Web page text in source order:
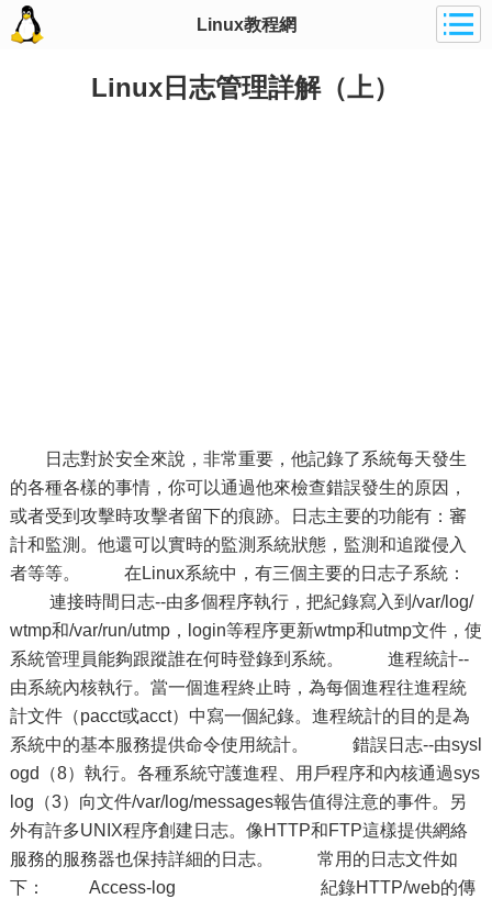
Linux教程網
Linux日志管理詳解（上）
日志對於安全來說，非常重要，他記錄了系統每天發生
的各種各樣的事情，你可以通過他來檢查錯誤發生的原因，
或者受到攻擊時攻擊者留下的痕跡。日志主要的功能有：審
計和監測。他還可以實時的監測系統狀態，監測和追蹤侵入
者等等。 在Linux系統中，有三個主要的日志子系統：
連接時間日志--由多個程序執行，把紀錄寫入到/var/log/
wtmp和/var/run/utmp，login等程序更新wtmp和utmp文件，使
系統管理員能夠跟蹤誰在何時登錄到系統。 進程統計--
由系統內核執行。當一個進程終止時，為每個進程往進程統
計文件（pacct或acct）中寫一個紀錄。進程統計的目的是為
系統中的基本服務提供命令使用統計。 錯誤日志--由sysl
ogd（8）執行。各種系統守護進程、用戶程序和內核通過sys
log（3）向文件/var/log/messages報告值得注意的事件。另
外有許多UNIX程序創建日志。像HTTP和FTP這樣提供網絡
服務的服務器也保持詳細的日志。 常用的日志文件如
下： Access-log 紀錄HTTP/web的傳